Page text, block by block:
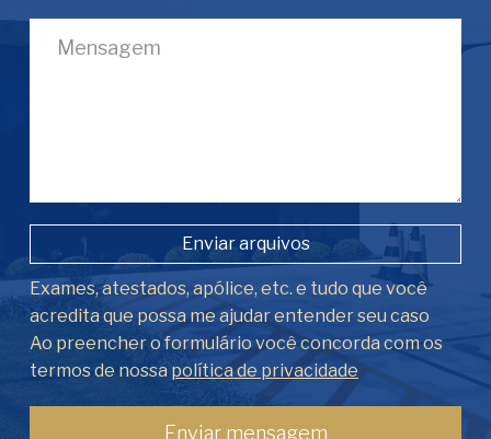
Enviar arquivos
Exames, atestados, apólice, etc. e tudo que você
acredita que possa me ajudar entender seu caso
Ao preencher o formulário você concorda com os
termos de nossa política de privacidade